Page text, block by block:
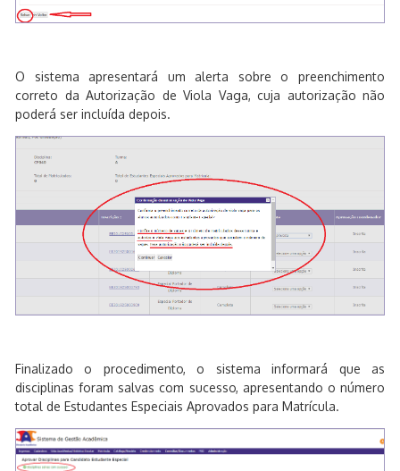
O sistema apresentará um alerta sobre o preenchimento
correto da Autorização de Viola Vaga, cuja autorização não
poderá ser incluída depois.
Finalizado o procedimento, o sistema informará que as
disciplinas foram salvas com sucesso, apresentando o número
total de Estudantes Especiais Aprovados para Matrícula.